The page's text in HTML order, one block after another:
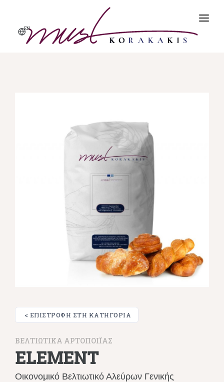
EN
ΠΟΙΌΤΗΤΑ & ΑΣΦΆΛΕΙΑ
< ΕΠΙΣΤΡΟΦΉ ΣΤΗ ΚΑΤΗΓΟΡΊΑ
ΒΕΛΤΙΩΤΙΚΑ ΑΡΤΟΠΟΙΪΑΣ
ELEMENT
Οικονομικό Βελτιωτικό Αλεύρων Γενικής